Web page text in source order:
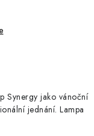
Synergy jako vánoční
jednání. Lampa